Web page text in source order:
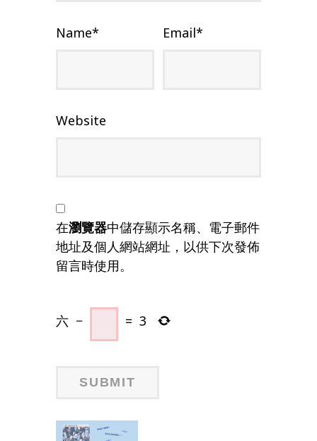
Name* Email*
Website
在瀏覽器中儲存顯示名稱、電子郵件
地址及個人網站網址，以供下次發佈
留言時使用。
六 − = 3